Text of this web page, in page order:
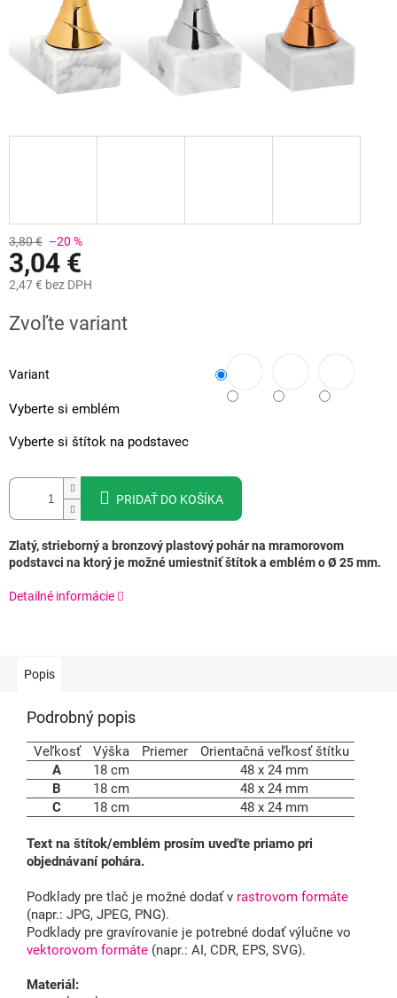
3,80 € –20 %
3,04 €
2,47 € bez DPH
cena:
Zvoľte variant
Variant
Vyberte si emblém
Vyberte si štítok na podstavec
PRIDAŤ DO KOŠÍKA
Zlatý, strieborný a bronzový plastový pohár na mramorovom
podstavci na ktorý je možné umiestniť štítok a emblém o Ø 25 mm.
Detailné informácie
Popis
Podrobný popis
Veľkosť Výška Priemer
Orientačná veľkosť štítku
A
18 cm
48 x 24 mm
B
18 cm
48 x 24 mm
C
18 cm 48 x 24 mm
Text na štítok/emblém prosím uveďte priamo pri
objednávaní pohára.
Podklady pre tlač je možné dodať v rastrovom formáte
(napr.: JPG, JPEG, PNG).
Podklady pre gravírovanie je potrebné dodať výlučne vo
vektorovom formáte (napr.: AI, CDR, EPS, SVG).
Materiál: